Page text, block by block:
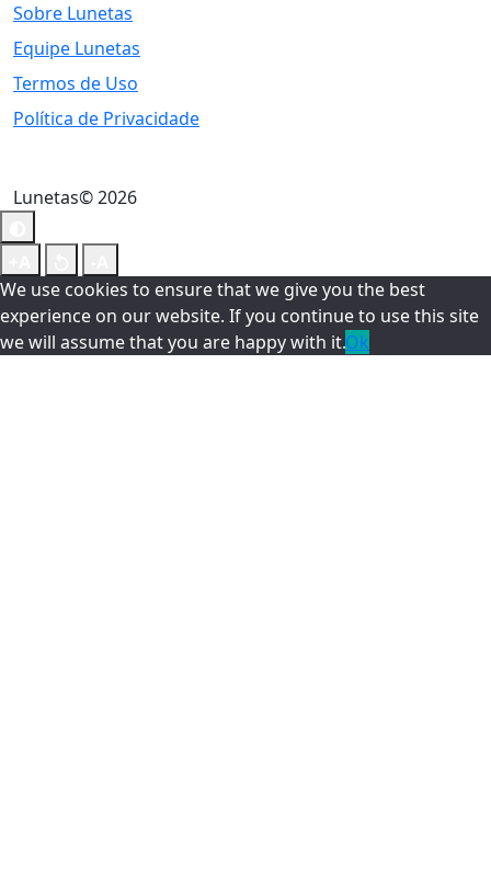
Sobre Lunetas
Equipe Lunetas
Termos de Uso
Política de Privacidade
Lunetas© 2026
We use cookies to ensure that we give you the best
experience on our website. If you continue to use this site
we will assume that you are happy with it.Ok